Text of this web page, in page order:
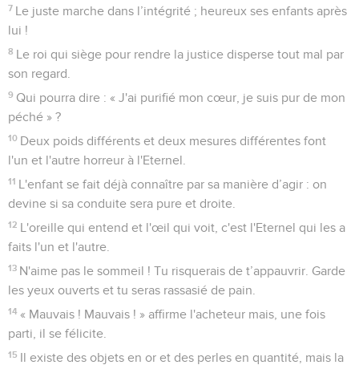
7 Le juste marche dans l’intégrité ; heureux ses enfants après
lui !
8 Le roi qui siège pour rendre la justice disperse tout mal par
son regard.
9 Qui pourra dire : « J'ai purifié mon cœur, je suis pur de mon
péché » ?
10 Deux poids différents et deux mesures différentes font
l'un et l'autre horreur à l'Eternel.
11 L'enfant se fait déjà connaître par sa manière d’agir : on
devine si sa conduite sera pure et droite.
12 L'oreille qui entend et l'œil qui voit, c'est l'Eternel qui les a
faits l'un et l'autre.
13 N'aime pas le sommeil ! Tu risquerais de t’appauvrir. Garde
les yeux ouverts et tu seras rassasié de pain.
14 « Mauvais ! Mauvais ! » affirme l'acheteur mais, une fois
parti, il se félicite.
15 Il existe des objets en or et des perles en quantité, mais la